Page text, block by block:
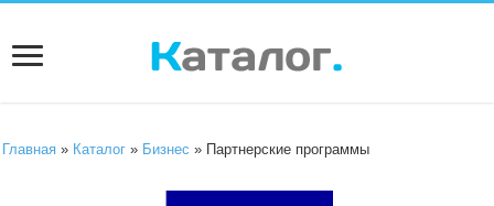
Главная » Каталог » Бизнес » Партнерские программы